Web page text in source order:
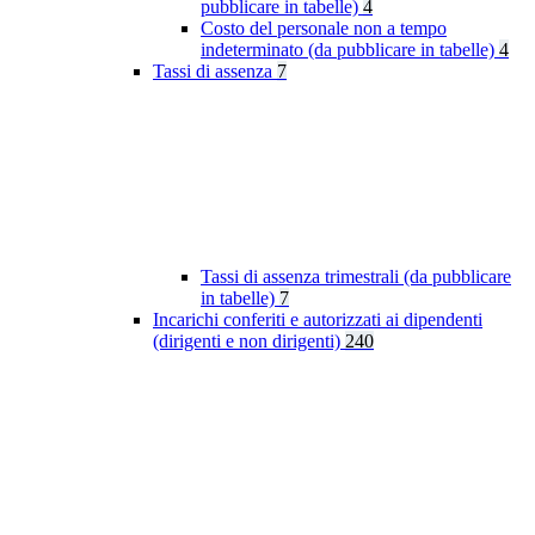
pubblicare in tabelle) 4
Costo del personale non a tempo
indeterminato (da pubblicare in tabelle) 4
Tassi di assenza 7
Tassi di assenza trimestrali (da pubblicare
in tabelle) 7
Incarichi conferiti e autorizzati ai dipendenti
(dirigenti e non dirigenti) 240